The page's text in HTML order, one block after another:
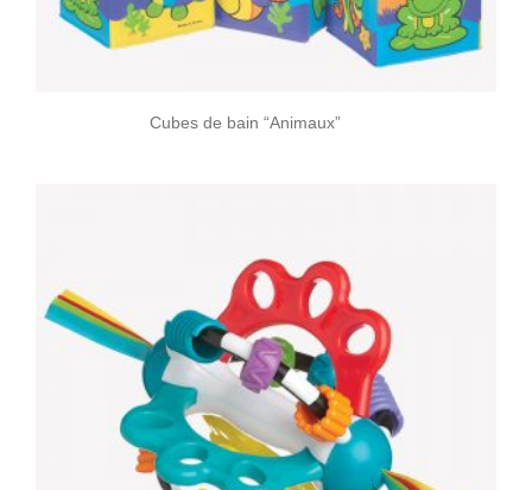
Cubes de bain “Animaux”